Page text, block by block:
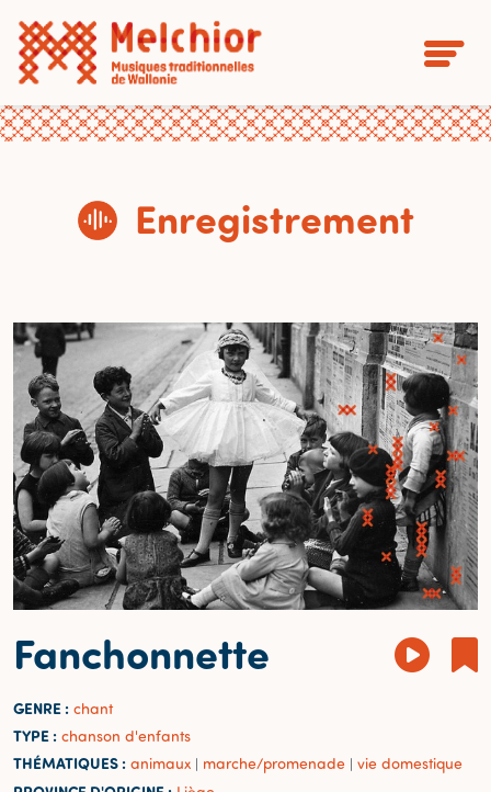
Enregistrement
Fanchonnette
GENRE : chant
TYPE : chanson d'enfants
THÉMATIQUES : animaux | marche/promenade | vie domestique